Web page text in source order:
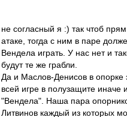
не согласный я :) так чтоб
атаке, тогда с ним в паре
Вендела играть. У нас нет и
будут те же грабли.
Да и Маслов-Денисов в опорке
всей игре в полузащите иначе
"Вендела". Наша пара
Литвинов каждый из которых